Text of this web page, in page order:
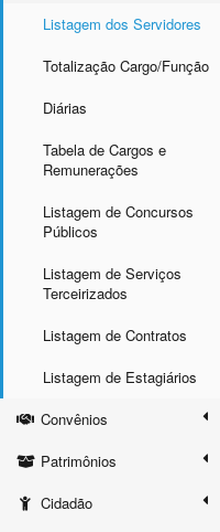
Listagem dos Servidores
Totalização Cargo/Função
Diárias
Tabela de Cargos e
Remunerações
Listagem de Concursos
Públicos
Listagem de Serviços
Terceirizados
Listagem de Contratos
Listagem de Estagiários
Convênios
Patrimônios
Cidadão